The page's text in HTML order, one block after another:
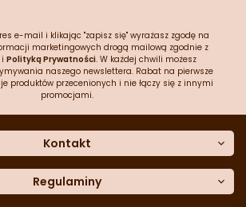
e-mail i klikając "zapisz się" wyrażasz zgodę na
marketingowych drogą mailową zgodnie z
i Polityką Prywatności. W każdej chwili możesz
naszego newslettera. Rabat na pierwsze
produktów przecenionych i nie łączy się z innymi
promocjami.
Kontakt
Dane kontaktowe
Często zadawane pytania
Regulaminy